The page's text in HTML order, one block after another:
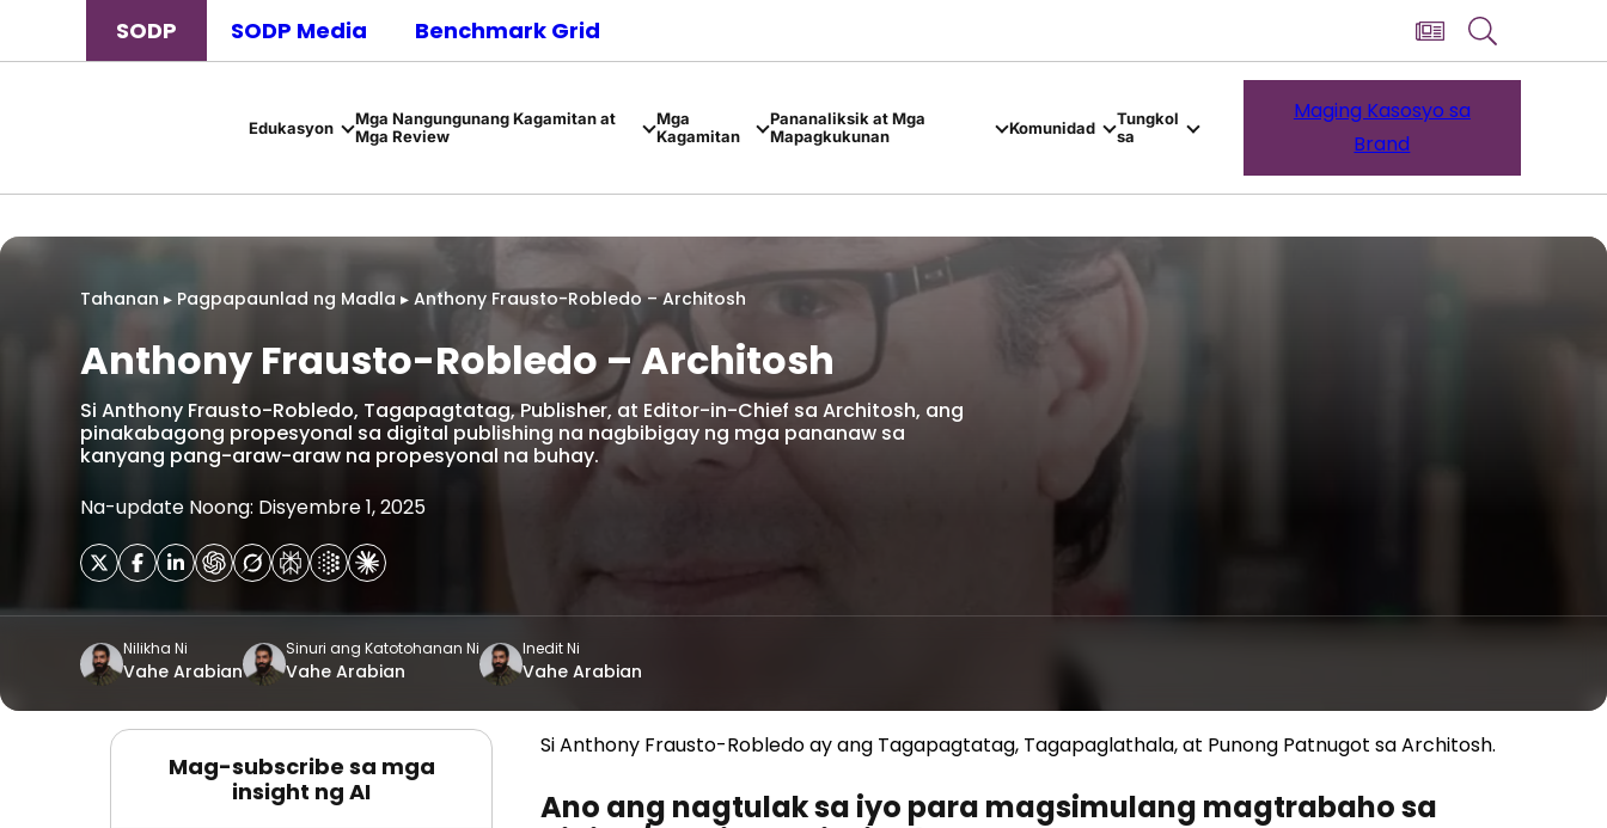
SODP SODP Media Benchmark Grid
Edukasyon
Mga Nangungunang Kagamitan at
Mga Review
Mga
Kagamitan
Pananaliksik at Mga
Mapagkukunan
Komunidad
Tungkol
sa
Maging Kasosyo sa
Brand
Tahanan ▸ Pagpapaunlad ng Madla ▸ Anthony Frausto-Robledo – Architosh
Anthony Frausto-Robledo – Architosh
Si Anthony Frausto-Robledo, Tagapagtatag, Publisher, at Editor-in-Chief sa Architosh, ang
pinakabagong propesyonal sa digital publishing na nagbibigay ng mga pananaw sa
kanyang pang-araw-araw na propesyonal na buhay.
Na-update Noong: Disyembre 1, 2025
Nilikha Ni
Vahe Arabian
Sinuri ang Katotohanan Ni
Vahe Arabian
Inedit Ni
Vahe Arabian
Mag-subscribe sa mga
insight ng AI
Si Anthony Frausto-Robledo ay ang Tagapagtatag, Tagapaglathala, at Punong Patnugot sa Architosh.
Ano ang nagtulak sa iyo para magsimulang magtrabaho sa